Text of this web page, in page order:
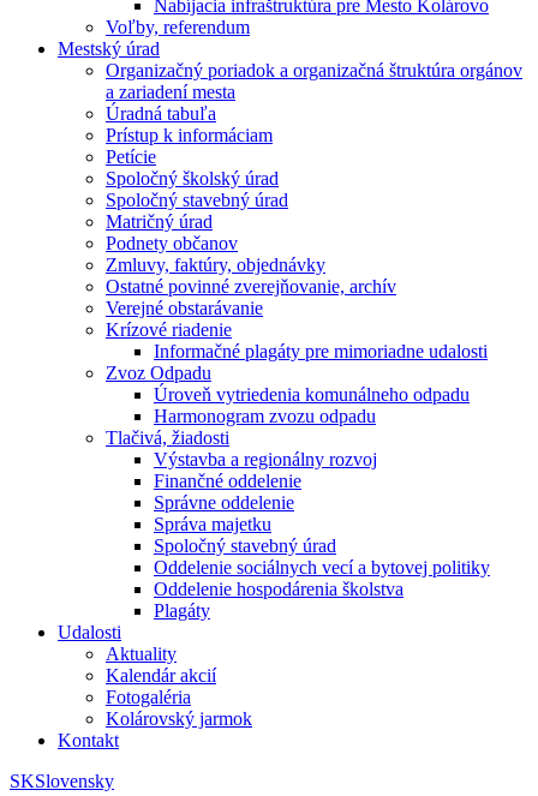
Nabíjacia infraštruktúra pre Mesto Kolárovo
Voľby, referendum
Mestský úrad
Organizačný poriadok a organizačná štruktúra orgánov
a zariadení mesta
Úradná tabuľa
Prístup k informáciam
Petície
Spoločný školský úrad
Spoločný stavebný úrad
Matričný úrad
Podnety občanov
Zmluvy, faktúry, objednávky
Ostatné povinné zverejňovanie, archív
Verejné obstarávanie
Krízové riadenie
Informačné plagáty pre mimoriadne udalosti
Zvoz Odpadu
Úroveň vytriedenia komunálneho odpadu
Harmonogram zvozu odpadu
Tlačivá, žiadosti
Výstavba a regionálny rozvoj
Finančné oddelenie
Správne oddelenie
Správa majetku
Spoločný stavebný úrad
Oddelenie sociálnych vecí a bytovej politiky
Oddelenie hospodárenia školstva
Plagáty
Udalosti
Aktuality
Kalendár akcií
Fotogaléria
Kolárovský jarmok
Kontakt
SKSlovensky